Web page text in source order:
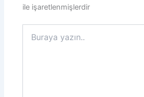
ile işaretlenmişlerdir
yazın..